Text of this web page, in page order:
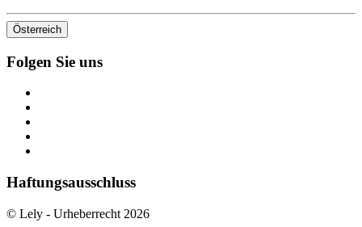
Österreich
Folgen Sie uns
Haftungsausschluss
© Lely - Urheberrecht 2026